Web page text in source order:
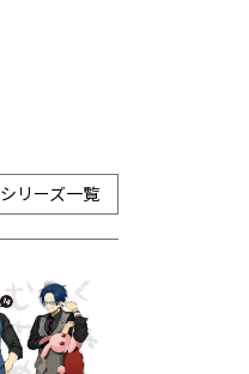
シリーズ一覧